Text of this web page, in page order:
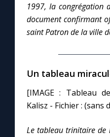
Marie qui défait les
Me consacrer à Jésus
Une Minute avec Marie
1997, la congrégation
document confirmant
saint Patron de la ville
Un tableau
[IMAGE : Tableau
Kalisz - Fichier : (sans
Le tableau trinitaire de